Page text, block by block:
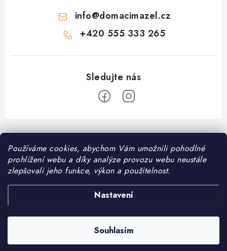
Používáme cookies, abychom Vám umožnili pohodlné
prohlížení webu a díky analýze provozu webu neustále
zlepšovali jeho funkce, výkon a použitelnost.
Nastavení
Souhlasím
info@domacimazel.cz
+420 555 333 265
Z
á
Informace pro vás
Kontakt
Možnosti dopravy
Hodnocení obchodu
Zásady zpracování osobních údajů
❤️ Oblíbené kategorie
DomaciMazel.cz. Všechna práva vyhrazena.